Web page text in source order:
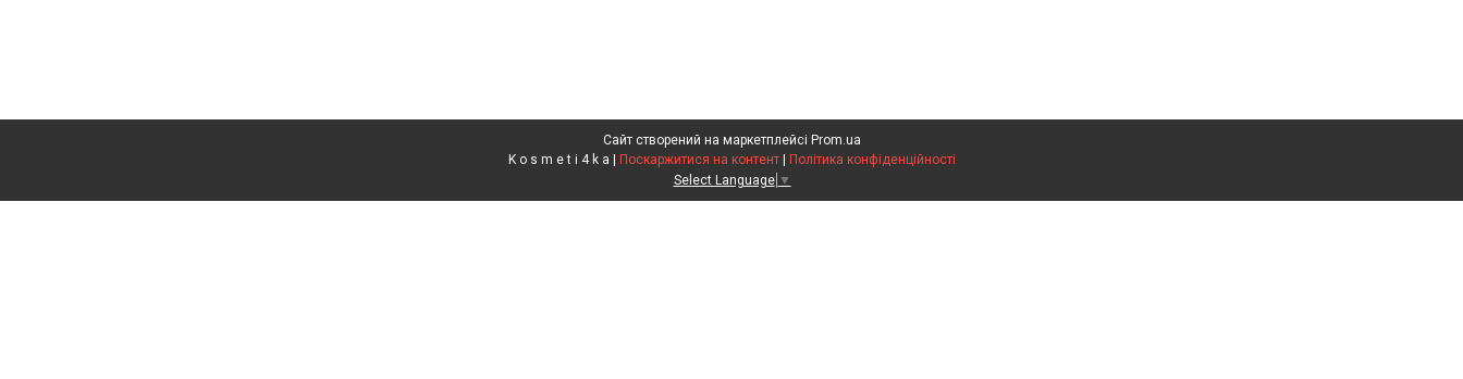
Сайт створений на маркетплейсі Prom.ua
Поскаржитися на контент
Політика конфіденційності
Select Language ▼